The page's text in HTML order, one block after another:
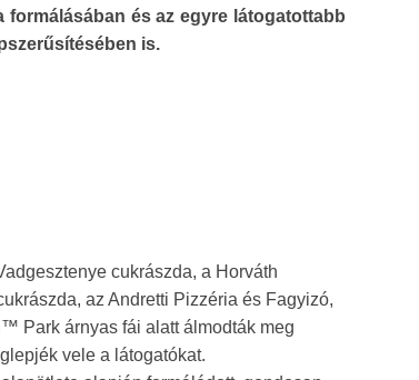
és az egyre látogatottabb
is.
cukrászda, a Horváth
az Andretti Pizzéria és Fagyizó,
Park árnyas fái alatt álmodták meg
vele a látogatókat.